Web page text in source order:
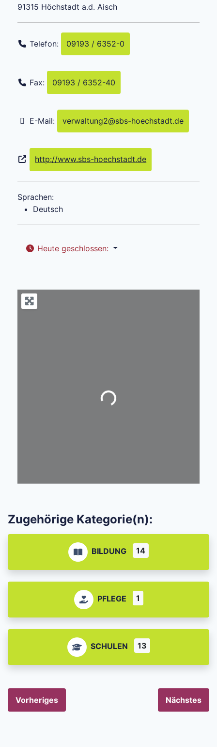
91315 Höchstadt a.d. Aisch
Telefon: 09193 / 6352-0
Fax: 09193 / 6352-40
E-Mail: verwaltung2@sbs-hoechstadt.de
http://www.sbs-hoechstadt.de
Sprachen:
Deutsch
Heute geschlossen:
Wird geladen …
Zugehörige Kategorie(n):
BILDUNG 14
PFLEGE 1
SCHULEN 13
Vorheriges Nächstes